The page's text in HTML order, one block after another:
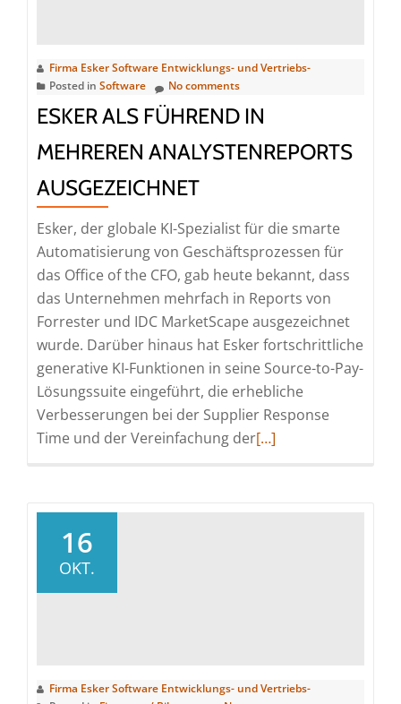
Payable
Dynamics
365
Firma Esker Software Entwicklungs- und Vertriebs-
Posted in Software No comments
ESKER ALS FÜHREND IN
MEHREREN ANALYSTENREPORTS
AUSGEZEICHNET
Esker, der globale KI-Spezialist für die smarte
Automatisierung von Geschäftsprozessen für
das Office of the CFO, gab heute bekannt, dass
das Unternehmen mehrfach in Reports von
Forrester und IDC MarketScape ausgezeichnet
wurde. Darüber hinaus hat Esker fortschrittliche
generative KI-Funktionen in seine Source-to-Pay-
Lösungssuite eingeführt, die erhebliche
Verbesserungen bei der Supplier Response
Time und der Vereinfachung derRead
[…]
16
OKT.
Firma Esker Software Entwicklungs- und Vertriebs-